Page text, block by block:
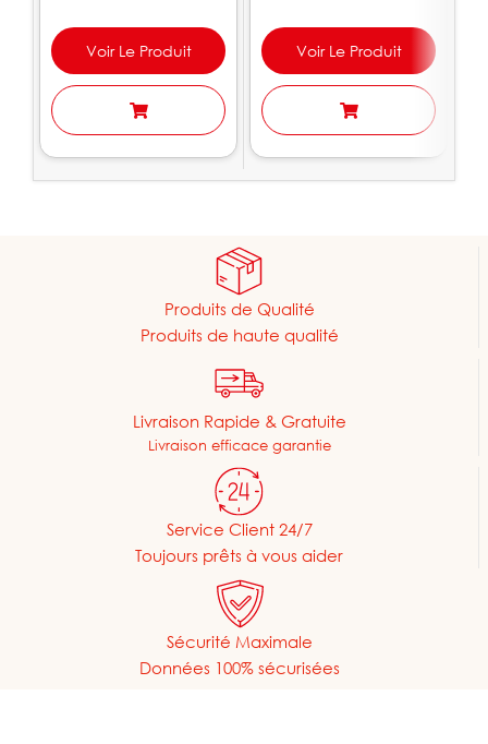
Voir Le Produit Voir Le Produit
Produits de Qualité
Produits de haute qualité
Livraison Rapide & Gratuite
Livraison efficace garantie
Service Client 24/7
Toujours prêts à vous aider
Sécurité Maximale
Données 100% sécurisées